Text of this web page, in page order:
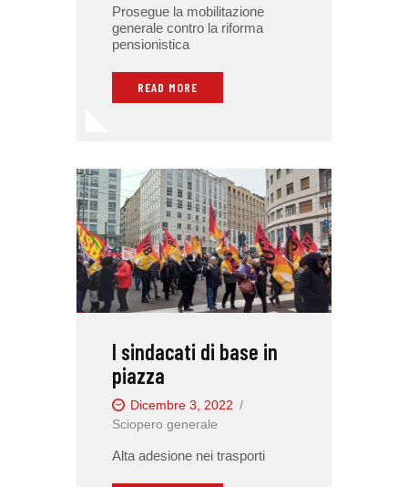
Prosegue la mobilitazione
generale contro la riforma
pensionistica
READ MORE
I sindacati di base in
piazza
Dicembre 3, 2022
Sciopero generale
Alta adesione nei trasporti